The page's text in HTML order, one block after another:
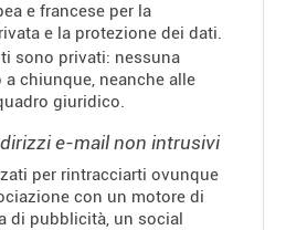
e francese per la
e la protezione dei dati.
sono privati: nessuna
a chiunque, neanche alle
giuridico.
e-mail non intrusivi
per rintracciarti ovunque
con un motore di
di pubblicità, un social